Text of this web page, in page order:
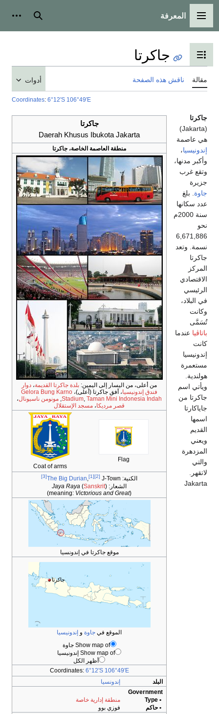
القائمة الرئيسية
المعرفة بحث
تبديل عرض جدول المحتويات
جاكرتا
مقالة ناقش هذه الصفحة أدوات
Coordinates: 6°12′S 106°49′E
جاكرتا
Daerah Khusus Ibukota Jakarta
منطقة العاصمة الخاصة، جاكرتا
من أعلى، من اليسار إلى اليمين: بلدة جاكرتا القديمة، دوار
فندق إندونيسيا، أفق جاكرتا (أعلى)، Gelora Bung Karno
Stadium, Taman Mini Indonesia Indah
, مونومن ناسيونال،
قصر مرديكا، مسجد الإستقلال
Flag
Coat of arms
الكنية:
The Big Durian, [1] [2] J-Town
[3]
الشعار: Jaya Raya (Sanskrit)
(meaning:
Victorious and Great
)
موقع جاكرتا في إندونسيا
جاكرتا
الموقع في جاوة و إندونيسيا
Show map of جاوة
Show map of إندونيسيا
أظهر الكل
Coordinates: 6°12′S 106°49′E
البلد
إندونسيا
Government
• Type
منطقة إدارية خاصة
• حاكم
فوزي بوو
جاكرتا
(Jakarta)
هي عاصمة
إندونيسيا،
وأكبر مدنها،
وتقع غرب
جزيرة
جاوة . بلغ
عدد سكانها
سنة 2000م
نحو
6,671,886
نسمة. وتعد
جاكرتا
المركز
الاقتصادي
الرئيسي
في البلاد،
وكانت
تُسَمَّى
باتاڤيا عندما
كانت
إندونيسيا
مستعمرة
هولندية.
ويأتي اسم
جاكرتا من
جاياكارتا
اسمها
القديم
ويعني
المزدهرة
والتي
لاتقهر.
Jakarta